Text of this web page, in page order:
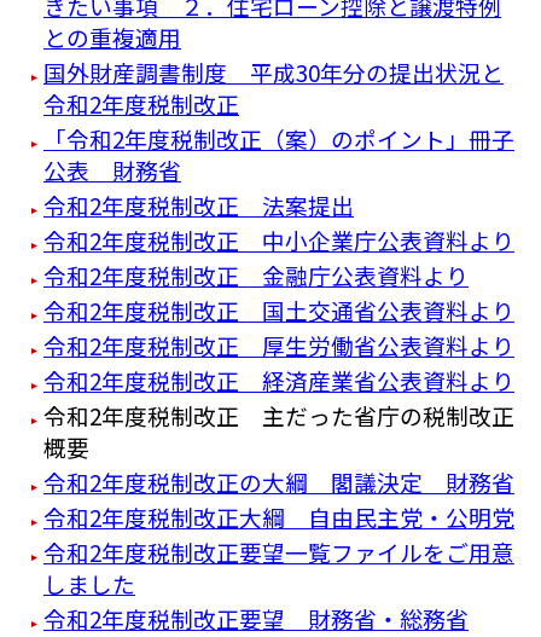
との重複適用
国外財産調書制度 平成30年分の提出状況と
令和2年度税制改正
「令和2年度税制改正（案）のポイント」冊子
公表 財務省
令和2年度税制改正 法案提出
令和2年度税制改正 中小企業庁公表資料より
令和2年度税制改正 金融庁公表資料より
令和2年度税制改正 国土交通省公表資料より
令和2年度税制改正 厚生労働省公表資料より
令和2年度税制改正 経済産業省公表資料より
令和2年度税制改正 主だった省庁の税制改正
概要
令和2年度税制改正の大綱 閣議決定 財務省
令和2年度税制改正大綱 自由民主党・公明党
令和2年度税制改正要望一覧ファイルをご用意
しました
令和2年度税制改正要望 財務省・総務省